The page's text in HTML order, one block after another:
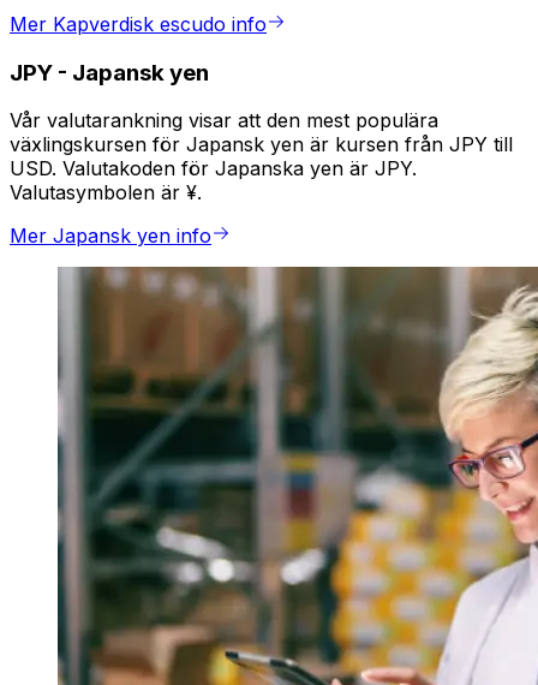
Mer Kapverdisk escudo info
JPY - Japansk yen
Vår valutarankning visar att den mest populära
växlingskursen för Japansk yen är kursen från JPY till
USD. Valutakoden för Japanska yen är JPY.
Valutasymbolen är ¥.
Mer Japansk yen info